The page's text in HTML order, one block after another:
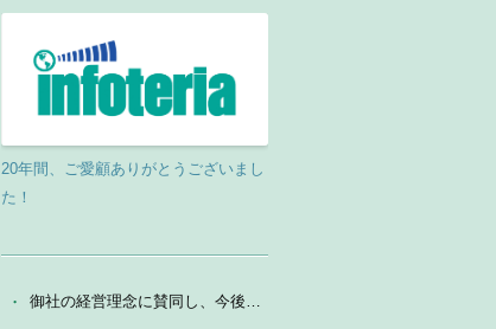
20年間、ご愛顧ありがとうございまし
た！
御社の経営理念に賛同し、今後の成長を期待して今日微量なが...